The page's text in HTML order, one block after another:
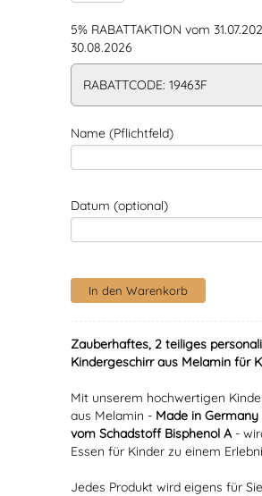
5% RABATTAKTION vom
30.08.2026
RABATTCODE: 19463F
Name (Pflichtfeld)
Datum (optional)
Zauberhaftes, 2 teiliges
Kindergeschirr aus Melamin für
Mit unserem hochwertigen
aus Melamin - Made in
vom Schadstoff Bisphenol A-
Essen für Kinder zu einem
Jedes Produkt wird eigens für Sie